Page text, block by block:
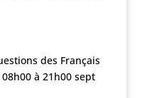
des Français
à 21h00 sept